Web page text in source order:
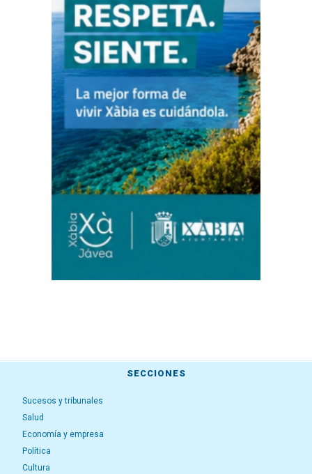
SECCIONES
Sucesos y tribunales
Salud
Economía y empresa
Política
Cultura